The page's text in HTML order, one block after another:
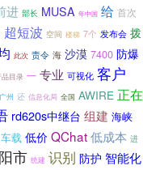
进 部长 MUSA 年中国 给 首次
超短波 空间 楼梯 7个 发布会 拨
此次 责令 海 沙漠 7400 防爆
品目录 一 专业 可视化 客户
广州 还 信息化局 全国 AWIRE 正在
rd620s中继台 组建 海峡
车载 低价 QChat低成本 进
市 统建 识别 防护 智能化